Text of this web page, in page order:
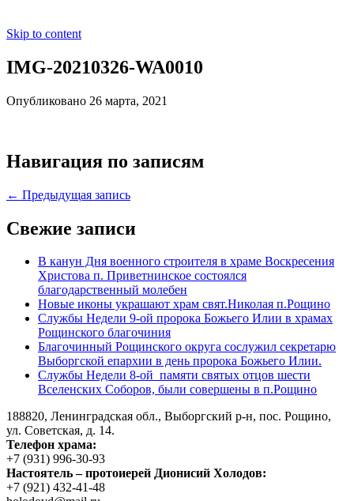
Skip to content
IMG-20210326-WA0010
Опубликовано 26 марта, 2021
Навигация по записям
← Предыдущая запись
Свежие записи
В канун Дня военного строителя в храме Воскресения
Христова п. Приветнинское состоялся
благодарственный молебен
Новые иконы украшают храм свят.Николая п.Рощино
Службы Недели 9-ой пророка Божьего Илии в храмах
Рощинского благочиния
Благочинный Рощинского округа сослужил секретарю
Выборгской епархии в день пророка Божьего Илии.
Службы Недели 8-ой памяти святых отцов шести
Вселенских Соборов, были совершены в п.Рощино
188820, Ленинградская обл., Выборгский р-н, пос. Рощино,
ул. Советская, д. 14.
Телефон храма:
+7 (931) 996-30-93
Настоятель – протоиерей Дионисий Холодов:
+7 (921) 432-41-48